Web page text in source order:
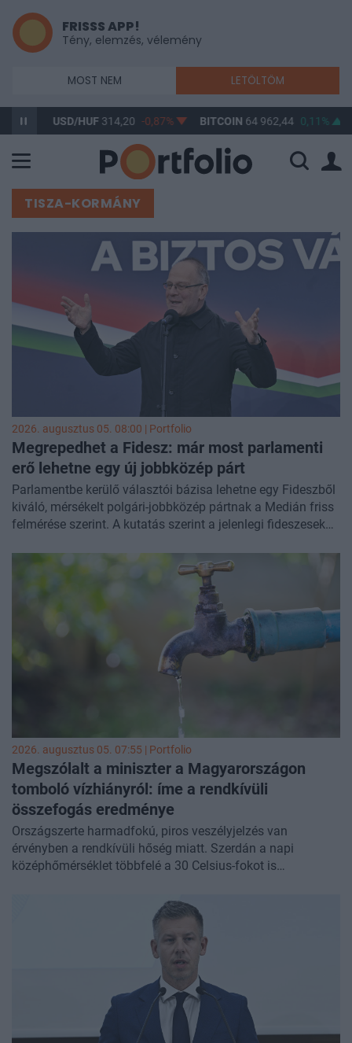
FRISSS APP!
Tény, elemzés, vélemény
MOST NEM LETÖLTÖM
USD/HUF 314,20 -0,87% BITCOIN 64 962,44 0,11% BUX148
TISZA-KORMÁNY
2026. augusztus 05. 08:00 | Portfolio
Megrepedhet a Fidesz: már most parlamenti
erő lehetne egy új jobbközép párt
Parlamentbe kerülő választói bázisa lehetne egy Fideszből
kiváló, mérsékelt polgári-jobbközép pártnak a Medián friss
felmérése szerint. A kutatás szerint a jelenlegi fideszesek
ajánlatra, azonban a majdani választási reform teljesen
áthúzhatja az ellenzék számításait.
2026. augusztus 05. 07:55 | Portfolio
Megszólalt a miniszter a Magyarországon
tomboló vízhiányról: íme a rendkívüli
összefogás eredménye
Országszerte harmadfokú, piros veszélyjelzés van
érvényben a rendkívüli hőség miatt. Szerdán a napi
középhőmérséklet többfelé a 30 Celsius-fokot is
HungaroMet
környezetért felelős miniszter a nagy hőségben kialakult
vízhiányról jó hírrel szolgált: az országban a vízfogyasztás
9 százalékkal csökkent az elmúlt napokban.